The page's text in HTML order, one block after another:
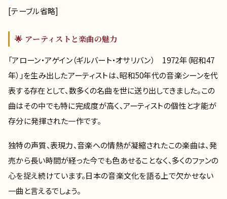
[テーブル省略]
🌟 アーティストと楽曲の魅力
「アローン・アゲイン（ギルバート・オサリバン） 1972年（昭和47
年）」を生み出したアーティストは、昭和50年代の音楽シーンを代
表する存在として、数多くの名曲を世に送り出してきました。この
曲はその中でも特に完成度が高く、アーティストの個性と才能が
存分に発揮された一作です。
独特の声質、表現力、音楽への情熱が凝縮されたこの楽曲は、発
売から長い時間が経った今でも色あせることなく、多くのファンの
心を捉え続けています。日本の音楽文化を語る上で欠かせない
一曲と言えるでしょう。